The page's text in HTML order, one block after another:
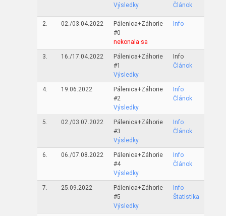
Výsledky
Článok
2. 02./03.04.2022
Pálenica+Záhorie
#0
nekonala sa
Info
3. 16./17.04.2022
Pálenica+Záhorie
#1
Výsledky
Info
Článok
4. 19.06.2022
Pálenica+Záhorie
#2
Výsledky
Info
Článok
5. 02./03.07.2022
Pálenica+Záhorie
#3
Výsledky
Info
Článok
6. 06./07.08.2022
Pálenica+Záhorie
#4
Výsledky
Info
Článok
7. 25.09.2022
Pálenica+Záhorie
#5
Výsledky
Info
Štatistika